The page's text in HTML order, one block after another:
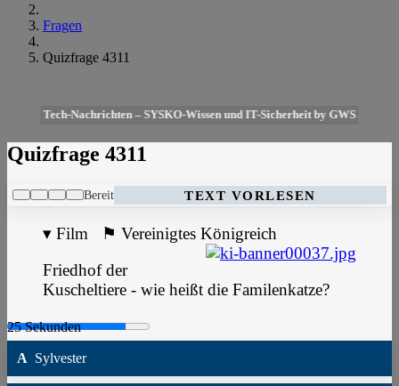
Fragen
Quizfrage 4311
Tech-Nachrichten – SYSKO-Wissen und IT-Sicherheit by GWS
Quizfrage 4311
Bereit TEXT VORLESEN
▾ Film ⚑ Vereinigtes Königreich
Friedhof der
Kuscheltiere - wie heißt die Familenkatze?
A Sylvester